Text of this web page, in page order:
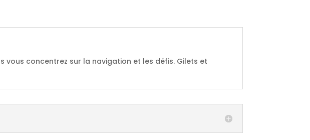
concentrez sur la navigation et les défis. Gilets et